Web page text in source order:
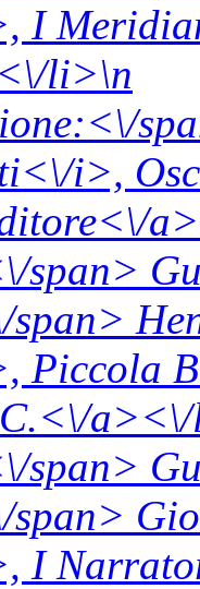
I
li>\n
i>,
span>
Piccola
span>
I